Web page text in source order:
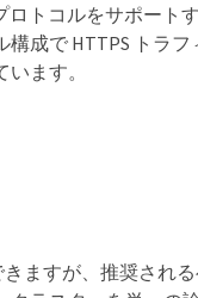
ロトコルをサポー
成で HTTPS トラ
ます。
ますが、推奨され